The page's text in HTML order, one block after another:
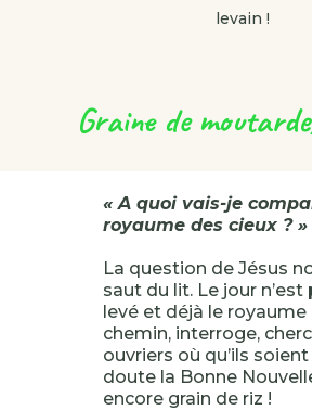
levain !
Graine de
« A quoi vais-je
royaume des cieux ? »
La question de Jésus
saut du lit. Le jour n’est
levé et déjà le royaume
chemin, interroge,
ouvriers où qu’ils soient
doute la Bonne
encore grain de riz !